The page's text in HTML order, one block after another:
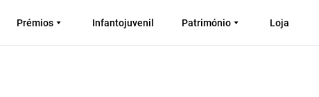
Prémios Infantojuvenil Património Loja